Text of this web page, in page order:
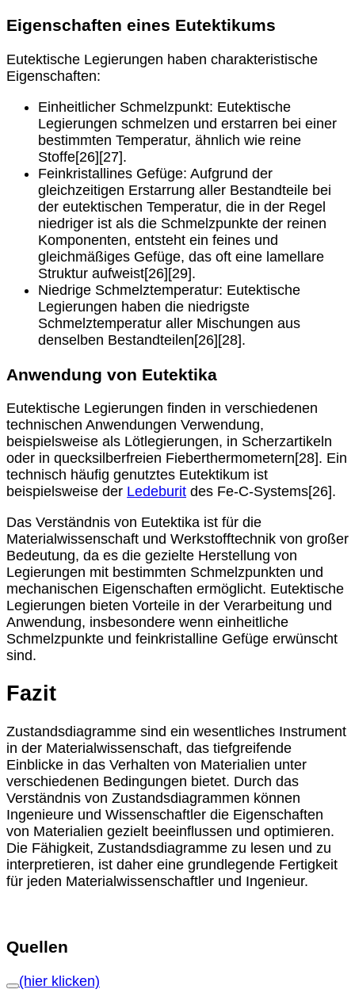
Eigenschaften eines Eutektikums
Eutektische Legierungen haben charakteristische
Eigenschaften:
Einheitlicher Schmelzpunkt: Eutektische
Legierungen schmelzen und erstarren bei einer
bestimmten Temperatur, ähnlich wie reine
Stoffe[26][27].
Feinkristallines Gefüge: Aufgrund der
gleichzeitigen Erstarrung aller Bestandteile bei
der eutektischen Temperatur, die in der Regel
niedriger ist als die Schmelzpunkte der reinen
Komponenten, entsteht ein feines und
gleichmäßiges Gefüge, das oft eine lamellare
Struktur aufweist[26][29].
Niedrige Schmelztemperatur: Eutektische
Legierungen haben die niedrigste
Schmelztemperatur aller Mischungen aus
denselben Bestandteilen[26][28].
Anwendung von Eutektika
Eutektische Legierungen finden in verschiedenen
technischen Anwendungen Verwendung,
beispielsweise als Lötlegierungen, in Scherzartikeln
oder in quecksilberfreien Fieberthermometern[28]. Ein
technisch häufig genutztes Eutektikum ist
beispielsweise der Ledeburit des Fe-C-Systems[26].
Das Verständnis von Eutektika ist für die
Materialwissenschaft und Werkstofftechnik von großer
Bedeutung, da es die gezielte Herstellung von
Legierungen mit bestimmten Schmelzpunkten und
mechanischen Eigenschaften ermöglicht. Eutektische
Legierungen bieten Vorteile in der Verarbeitung und
Anwendung, insbesondere wenn einheitliche
Schmelzpunkte und feinkristalline Gefüge erwünscht
sind.
Fazit
Zustandsdiagramme sind ein wesentliches Instrument
in der Materialwissenschaft, das tiefgreifende
Einblicke in das Verhalten von Materialien unter
verschiedenen Bedingungen bietet. Durch das
Verständnis von Zustandsdiagrammen können
Ingenieure und Wissenschaftler die Eigenschaften
von Materialien gezielt beeinflussen und optimieren.
Die Fähigkeit, Zustandsdiagramme zu lesen und zu
interpretieren, ist daher eine grundlegende Fertigkeit
für jeden Materialwissenschaftler und Ingenieur.
Quellen
(hier klicken)